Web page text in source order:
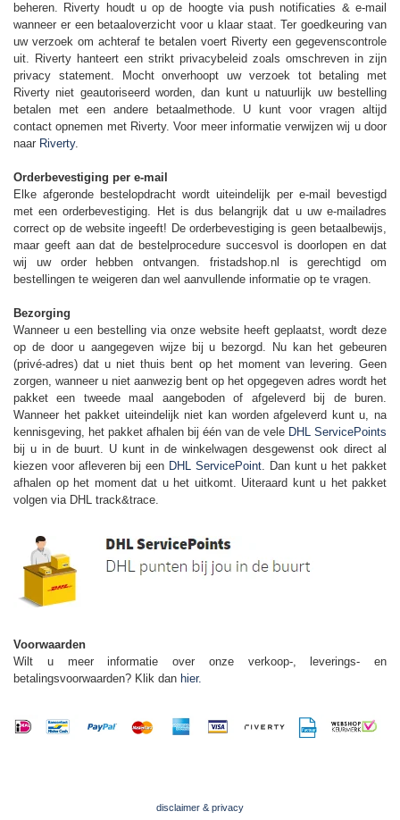
beheren. Riverty houdt u op de hoogte via push notificaties & e-mail
wanneer er een betaaloverzicht voor u klaar staat. Ter goedkeuring van
uw verzoek om achteraf te betalen voert Riverty een gegevenscontrole
uit. Riverty hanteert een strikt privacybeleid zoals omschreven in zijn
privacy statement. Mocht onverhoopt uw verzoek tot betaling met
Riverty niet geautoriseerd worden, dan kunt u natuurlijk uw bestelling
betalen met een andere betaalmethode. U kunt voor vragen altijd
contact opnemen met Riverty. Voor meer informatie verwijzen wij u door
naar Riverty.
Orderbevestiging per e-mail
Elke afgeronde bestelopdracht wordt uiteindelijk per e-mail bevestigd
met een orderbevestiging. Het is dus belangrijk dat u uw e-mailadres
correct op de website ingeeft! De orderbevestiging is geen betaalbewijs,
maar geeft aan dat de bestelprocedure succesvol is doorlopen en dat
wij uw order hebben ontvangen. fristadshop.nl is gerechtigd om
bestellingen te weigeren dan wel aanvullende informatie op te vragen.
Bezorging
Wanneer u een bestelling via onze website heeft geplaatst, wordt deze
op de door u aangegeven wijze bij u bezorgd. Nu kan het gebeuren
(privé-adres) dat u niet thuis bent op het moment van levering. Geen
zorgen, wanneer u niet aanwezig bent op het opgegeven adres wordt het
pakket een tweede maal aangeboden of afgeleverd bij de buren.
Wanneer het pakket uiteindelijk niet kan worden afgeleverd kunt u, na
kennisgeving, het pakket afhalen bij één van de vele DHL ServicePoints
bij u in de buurt. U kunt in de winkelwagen desgewenst ook direct al
kiezen voor afleveren bij een DHL ServicePoint. Dan kunt u het pakket
afhalen op het moment dat u het uitkomt. Uiteraard kunt u het pakket
volgen via DHL track&trace.
Voorwaarden
Wilt u meer informatie over onze verkoop-, leverings- en
betalingsvoorwaarden? Klik dan hier.
disclaimer & privacy